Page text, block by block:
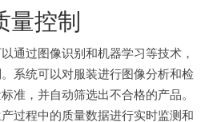
量控制
通过图像识别和机器学习等技术，
系统可以对服装进行图像分析和检
准，并自动筛选出不合格的产品。
过程中的质量数据进行实时监测和